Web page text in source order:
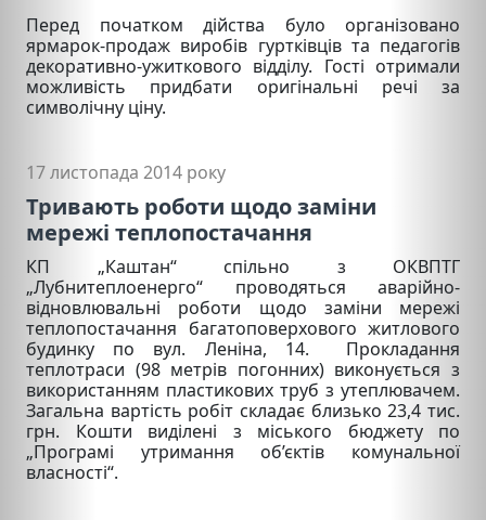
Перед початком дійства було організовано
ярмарок-продаж виробів гуртківців та педагогів
декоративно-ужиткового відділу. Гості отримали
можливість придбати оригінальні речі за
символічну ціну.
17 листопада 2014 року
Тривають роботи щодо заміни
мережі теплопостачання
КП „Каштан“ спільно з ОКВПТГ
„Лубнитеплоенерго“ проводяться аварійно-
відновлювальні роботи щодо заміни мережі
теплопостачання багатоповерхового житлового
будинку по вул. Леніна, 14. Прокладання
теплотраси (98 метрів погонних) виконується з
використанням пластикових труб з утеплювачем.
Загальна вартість робіт складає близько 23,4 тис.
грн. Кошти виділені з міського бюджету по
„Програмі утримання об’єктів комунальної
власності“.